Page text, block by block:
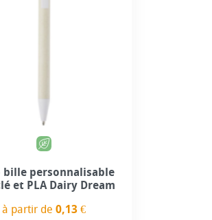
bille personnalisable
et PLA Dairy Dream
à partir de0,13 €